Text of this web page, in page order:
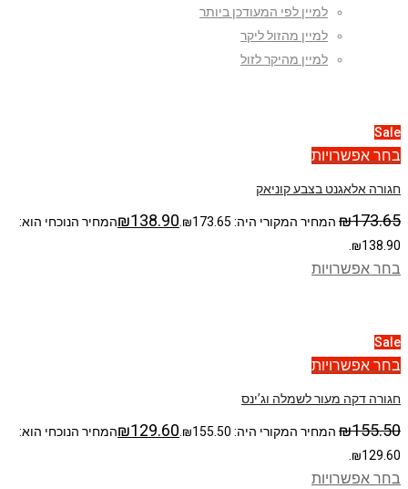
למיין לפי המעודכן ביותר
למיין מהזול ליקר
למיין מהיקר לזול
Sale
בחר אפשרויות
חגורה אלאגנט בצבע קוניאק
₪173.65 המחיר המקורי היה: ₪173.65. ₪138.90
המחיר הנוכחי הוא:
₪138.90.
בחר אפשרויות
Sale
בחר אפשרויות
חגורה דקה מעור לשמלה וג’ינס
₪155.50 המחיר המקורי היה: ₪155.50. ₪129.60
המחיר הנוכחי הוא:
₪129.60.
בחר אפשרויות